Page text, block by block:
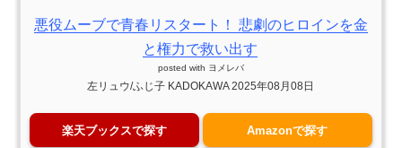
悪役ムーブで青春リスタート！ 悲劇のヒロインを金
と権力で救い出す
posted with ヨメレバ
左リュウ/ふじ子 KADOKAWA 2025年08月08日
楽天ブックスで探す Amazonで探す